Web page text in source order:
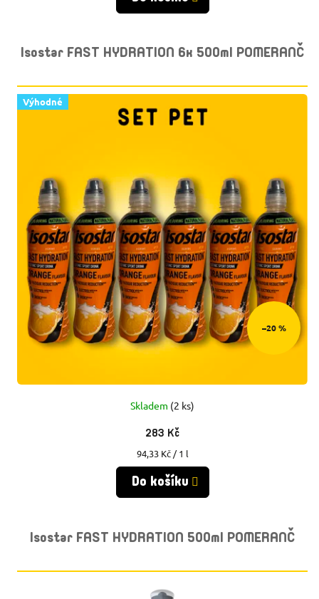
Isostar FAST HYDRATION 6x 500ml POMERANČ
Výhodné
–20 %
Skladem (2 ks)
283 Kč
Měrná
cena:
94,33 Kč / 1 l
Do košíku
Isostar FAST HYDRATION 500ml POMERANČ